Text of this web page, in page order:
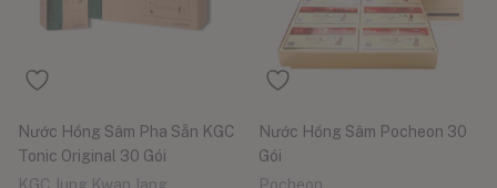
Nước Hồng Sâm Pha Sẵn KGC
Tonic Original 30 Gói
Nước Hồng Sâm Pocheon 30
Gói